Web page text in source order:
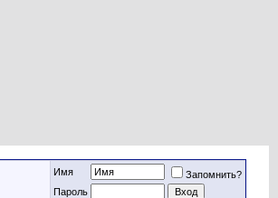
Имя
Запомнить?
Пароль